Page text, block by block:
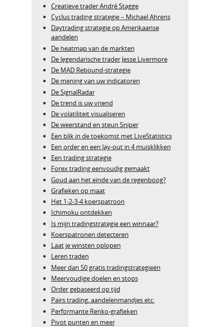
Creatieve trader André Stagge
Cyclus trading strategie – Michael Ahrens
Daytrading strategie op Amerikaanse
aandelen
De heatmap van de markten
De legendarische trader Jesse Livermore
De MAD Rebound-strategie
De mening van uw indicatoren
De SignalRadar
De trend is uw vriend
De volatiliteit visualiseren
De weerstand en steun Sniper
Een blik in de toekomst met LiveStatistics
Een order en een lay-out in 4 muisklikken
Een trading strategie
Forex trading eenvoudig gemaakt
Goud aan het einde van de regenboog?
Grafieken op maat
Het 1-2-3-4 koerspatroon
Ichimoku ontdekken
Is mijn tradingstrategie een winnaar?
Koerspatronen detecteren
Laat je winsten oplopen
Leren traden
Meer dan 50 gratis tradingstrategieën
Meervoudige doelen en stops
Order gebaseerd op tijd
Pairs trading, aandelenmandjes etc.
Performante Renko-grafieken
Pivot punten en meer